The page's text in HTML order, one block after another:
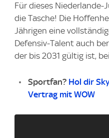
Für dieses Niederlande-
die Tasche! Die
Jährigen eine
Defensiv-Talent auch
der bis 2031 gültig ist,
Sportfan? Hol dir
Vertrag mit WOW